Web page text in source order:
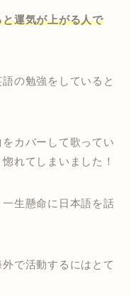
運気が上がる人で
の勉強をしていると
カバーして歌ってい
れてしまいました！
生懸命に日本語を話
で活動するにはとて